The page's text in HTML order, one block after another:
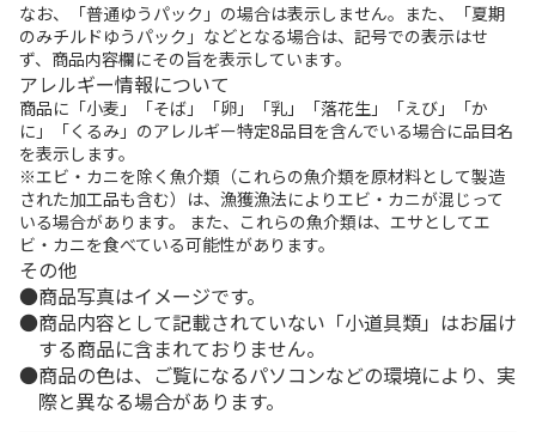
なお、「普通ゆうパック」の場合は表示しません。また、「夏期
のみチルドゆうパック」などとなる場合は、記号での表示はせ
ず、商品内容欄にその旨を表示しています。
アレルギー情報について
商品に「小麦」「そば」「卵」「乳」「落花生」「えび」「か
に」「くるみ」のアレルギー特定8品目を含んでいる場合に品目名
を表示します。
※エビ・カニを除く魚介類（これらの魚介類を原材料として製造
された加工品も含む）は、漁獲漁法によりエビ・カニが混じって
いる場合があります。 また、これらの魚介類は、エサとしてエ
ビ・カニを食べている可能性があります。
その他
商品写真はイメージです。
商品内容として記載されていない「小道具類」はお届け
する商品に含まれておりません。
商品の色は、ご覧になるパソコンなどの環境により、実
際と異なる場合があります。